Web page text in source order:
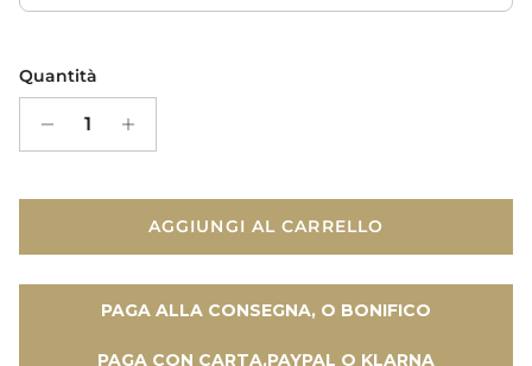
Quantità
AGGIUNGI AL CARRELLO
PAGA ALLA CONSEGNA, O BONIFICO
PAGA CON CARTA,PAYPAL O KLARNA